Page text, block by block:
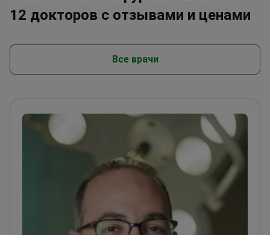
12 докторов с отзывами и ценами
Все врачи